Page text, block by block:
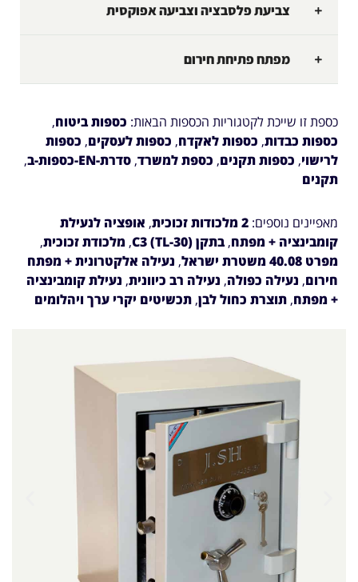
צביעת פלסבציה וצביעה אפוקסית
מפתח פתיחת חירום
כספת זו שייכת לקטגוריות הכספות הבאות: כספות ביטוח,
כספות כבדות, כספות לאקדח, כספות לעסקים, כספות
לרישוי, כספות תקנים, כספת למשרד, סדרת-EN-כספות-ב
,
תקנים
מאפיינים נוספים: 2 מלכודות זכוכית , אופציה לנעילת
קומבינציה + מפתח,בתקן C3 (TL-30) , מלכודת זכוכית,
מפרט 40.08 משטרת ישראל
, נעילה אלקטרונית + מפתח
חירום, נעילה כפולה, נעילה רב כיוונית, נעילת קומבינציה
+ מפתח, תוצרת כחול לבן, תכשיטים יקרי ערך ויהלומים